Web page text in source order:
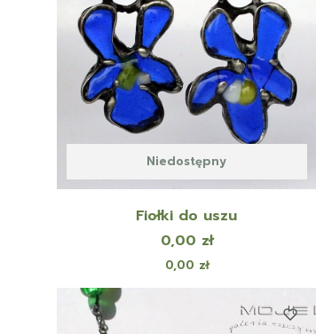
Niedostępny
Fiołki do uszu
Cena
0,00 zł
Cena
0,00 zł